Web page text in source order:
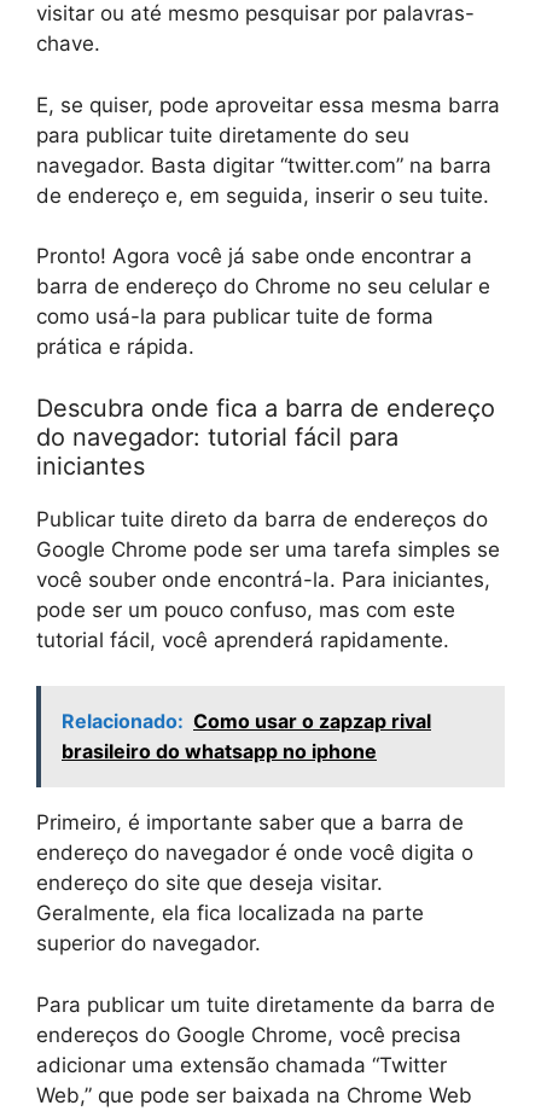
visitar ou até mesmo pesquisar por palavras-
chave.
E, se quiser, pode aproveitar essa mesma barra
para publicar tuite diretamente do seu
navegador. Basta digitar “twitter.com” na barra
de endereço e, em seguida, inserir o seu tuite.
Pronto! Agora você já sabe onde encontrar a
barra de endereço do Chrome no seu celular e
como usá-la para publicar tuite de forma
prática e rápida.
Descubra onde fica a barra de endereço
do navegador: tutorial fácil para
iniciantes
Publicar tuite direto da barra de endereços do
Google Chrome pode ser uma tarefa simples se
você souber onde encontrá-la. Para iniciantes,
pode ser um pouco confuso, mas com este
tutorial fácil, você aprenderá rapidamente.
Relacionado: Como usar o zapzap rival
brasileiro do whatsapp no iphone
Primeiro, é importante saber que a barra de
endereço do navegador é onde você digita o
endereço do site que deseja visitar.
Geralmente, ela fica localizada na parte
superior do navegador.
Para publicar um tuite diretamente da barra de
endereços do Google Chrome, você precisa
adicionar uma extensão chamada “Twitter
Web,” que pode ser baixada na Chrome Web